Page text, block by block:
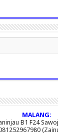
MALANG:
B1 F24